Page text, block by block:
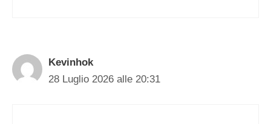
Kevinhok
28 Luglio 2026 alle 20:31